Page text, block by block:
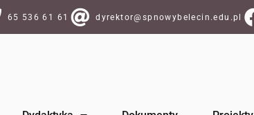
65 536 61 61 dyrektor@spnowybelecin.edu.pl